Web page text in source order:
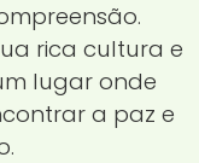
rica cultura e
lugar onde
a paz e